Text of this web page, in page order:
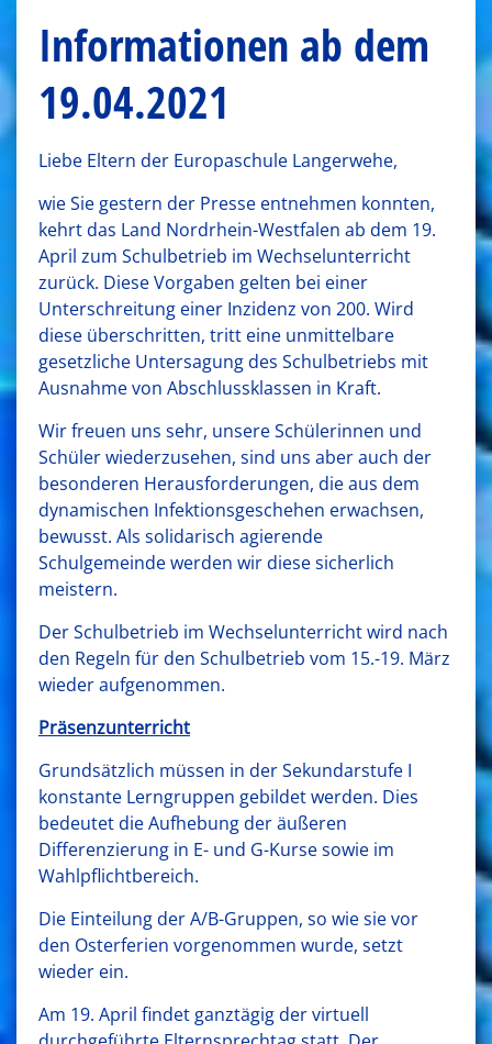
Informationen ab dem
19.04.2021
Liebe Eltern der Europaschule Langerwehe,
wie Sie gestern der Presse entnehmen konnten,
kehrt das Land Nordrhein-Westfalen ab dem 19.
April zum Schulbetrieb im Wechselunterricht
zurück. Diese Vorgaben gelten bei einer
Unterschreitung einer Inzidenz von 200. Wird
diese überschritten, tritt eine unmittelbare
gesetzliche Untersagung des Schulbetriebs mit
Ausnahme von Abschlussklassen in Kraft.
Wir freuen uns sehr, unsere Schülerinnen und
Schüler wiederzusehen, sind uns aber auch der
besonderen Herausforderungen, die aus dem
dynamischen Infektionsgeschehen erwachsen,
bewusst. Als solidarisch agierende
Schulgemeinde werden wir diese sicherlich
meistern.
Der Schulbetrieb im Wechselunterricht wird nach
den Regeln für den Schulbetrieb vom 15.-19. März
wieder aufgenommen.
Präsenzunterricht
Grundsätzlich müssen in der Sekundarstufe I
konstante Lerngruppen gebildet werden. Dies
bedeutet die Aufhebung der äußeren
Differenzierung in E- und G-Kurse sowie im
Wahlpflichtbereich.
Die Einteilung der A/B-Gruppen, so wie sie vor
den Osterferien vorgenommen wurde, setzt
wieder ein.
Am 19. April findet ganztägig der virtuell